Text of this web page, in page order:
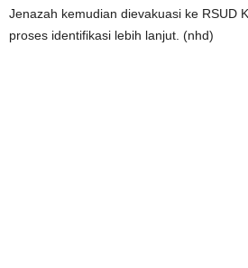
Jenazah kemudian dievakuasi ke RSUD
proses identifikasi lebih lanjut. (nhd)